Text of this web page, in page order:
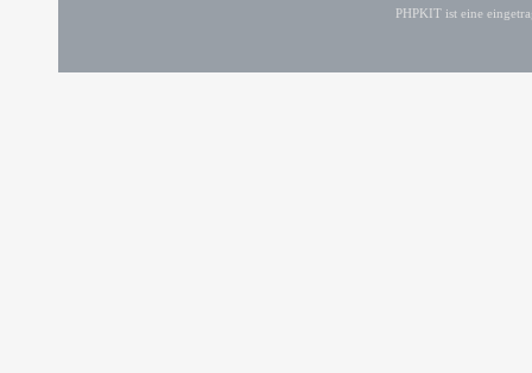
PHPKIT ist eine